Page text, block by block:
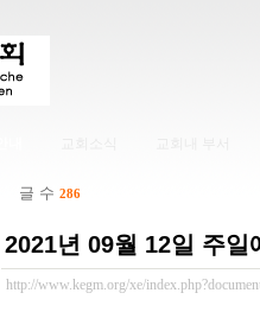
글 수 286
2021년 09월 12일 주일
http://www.kegm.org/xe/